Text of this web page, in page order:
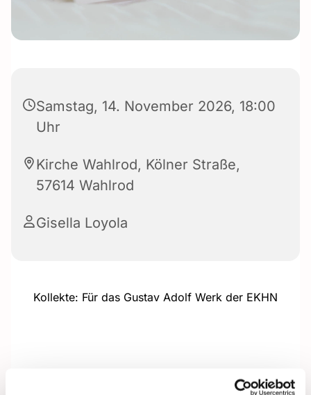
Samstag, 14. November 2026, 18:00
Uhr
Kirche Wahlrod, Kölner Straße,
57614 Wahlrod
Gisella Loyola
Kollekte: Für das Gustav Adolf Werk der EKHN